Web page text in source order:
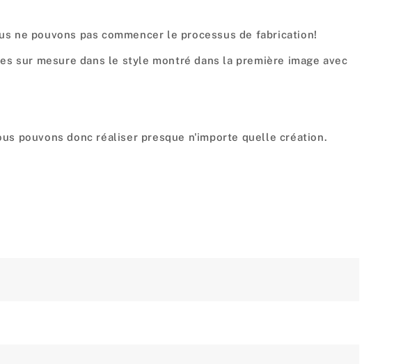
ne pouvons pas commencer le processus de fabrication!
sur mesure dans le style montré dans la première image avec
pouvons donc réaliser presque n'importe quelle création.